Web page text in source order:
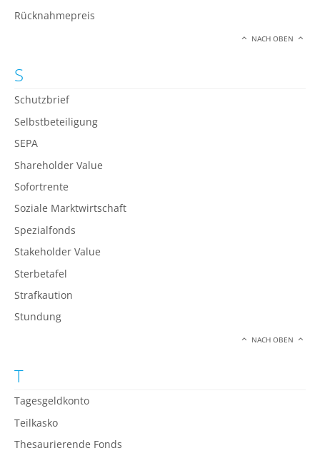
Rücknahmepreis
NACH OBEN
S
Schutzbrief
Selbstbeteiligung
SEPA
Shareholder Value
Sofortrente
Soziale Marktwirtschaft
Spezialfonds
Stakeholder Value
Sterbetafel
Strafkaution
Stundung
NACH OBEN
T
Tagesgeldkonto
Teilkasko
Thesaurierende Fonds